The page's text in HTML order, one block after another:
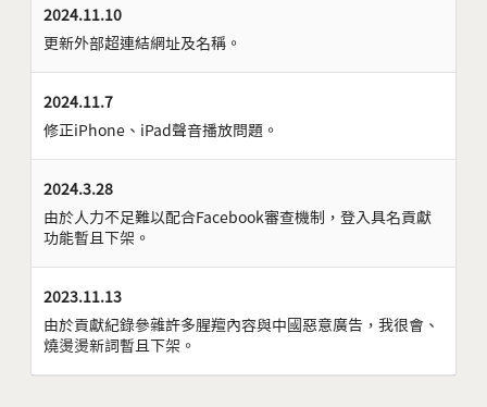
2024.11.10
更新外部超連結網址及名稱。
2024.11.7
修正iPhone、iPad聲音播放問題。
2024.3.28
由於人力不足難以配合Facebook審查機制，登入具名貢獻
功能暫且下架。
2023.11.13
由於貢獻紀錄參雜許多腥羶內容與中國惡意廣告，我很會、
燒燙燙新詞暫且下架。